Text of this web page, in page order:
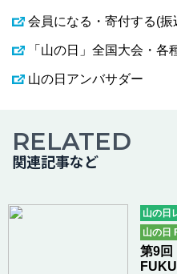
会員になる・寄付する(
「山の日」全国大会・各
山の日アンバサダー
RELATED
関連記事など
山の日
山の日
第9回